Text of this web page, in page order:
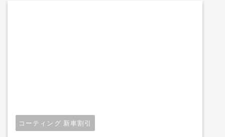
コーティング 新車割引